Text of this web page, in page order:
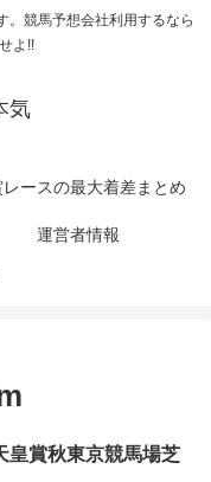
。競馬予想会社利用するなら
よ!!
気
ースの最大着差まとめ
運営者情報
皇賞秋東京競馬場芝